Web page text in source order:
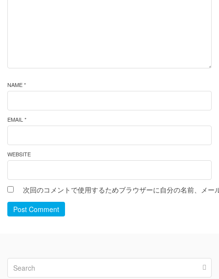
NAME *
EMAIL *
WEBSITE
次回のコメントで使用するためブラウザーに自分の名前、メー
Post Comment